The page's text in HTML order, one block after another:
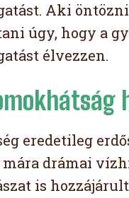
Aki
úgy, hogy a
élvezzen.
eredetileg
drámai
is